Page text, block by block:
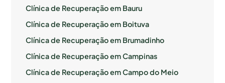
Clínica de Recuperação em Bauru
Clínica de Recuperação em Boituva
Clínica de Recuperação em Brumadinho
Clínica de Recuperação em Campinas
Clínica de Recuperação em Campo do Meio